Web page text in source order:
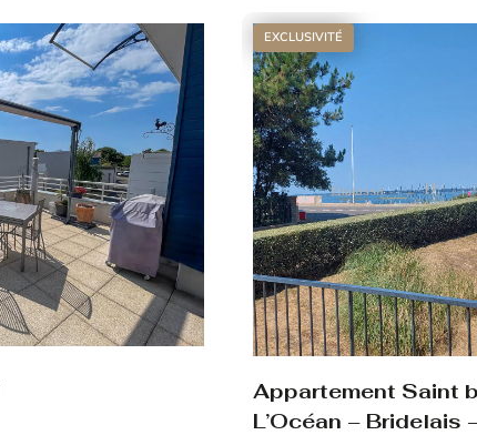
EXCLUSIVITÉ
Appartement Saint
L’Océan – Bridelais